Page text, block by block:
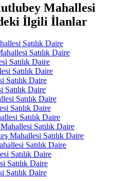
Mahallesi
İlgili İlanlar
Satılık Daire
Satılık Daire
Satılık Daire
Satılık Daire
Satılık Daire
Satılık Daire
Satılık Daire
Satılık Daire
Satılık Daire
Satılık Daire
Mahallesi Satılık Daire
Satılık Daire
Satılık Daire
Satılık Daire
Satılık Daire